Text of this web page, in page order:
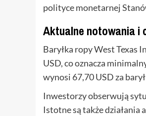
polityce monetarnej
Aktualne notowania i
Baryłka ropy West Texas
USD, co oznacza
wynosi 67,70 USD za
Inwestorzy obserwują
Istotne są także działania